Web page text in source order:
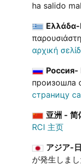
ha salido
αρχική
Россия-
произошла
страницу
亚洲 - 简
RCI 主页
アジア-
が発生しまし